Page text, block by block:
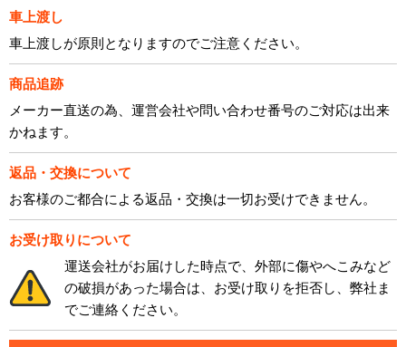
車上渡し
車上渡しが原則となりますのでご注意ください。
商品追跡
メーカー直送の為、運営会社や問い合わせ番号のご対応は出来
かねます。
返品・交換について
お客様のご都合による返品・交換は一切お受けできません。
お受け取りについて
運送会社がお届けした時点で、外部に傷やへこみなど
の破損があった場合は、お受け取りを拒否し、弊社ま
でご連絡ください。